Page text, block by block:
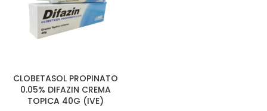
CLOBETASOL PROPINATO
0.05% DIFAZIN CREMA
TOPICA 40G (IVE)